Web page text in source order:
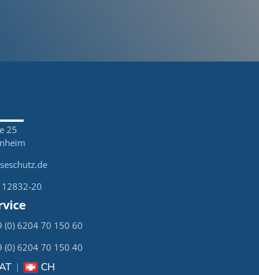
25
20
(0) 6204 70 150 60
(0) 6204 70 150 40
CH